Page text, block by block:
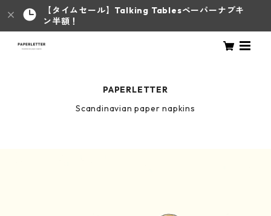
【タイムセール】Talking Tablesペーパーナプキ
ン半額！
PAPERLETTER
Scandinavian paper napkins